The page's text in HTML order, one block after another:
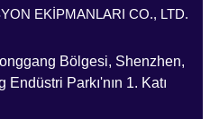
EKİPMANLARI CO., LTD.
Bölgesi, Shenzhen,
Parkı'nın 1. Katı